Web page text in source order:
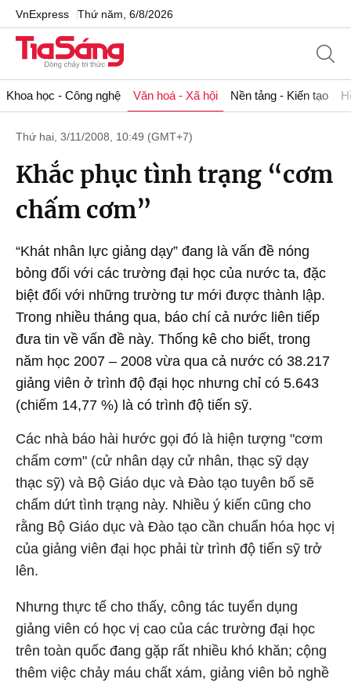
VnExpress Thứ năm, 6/8/2026
Khoa học - Công nghệ Văn hoá - Xã hội Nền tảng - Kiến tạo
Thứ hai, 3/11/2008, 10:49 (GMT+7)
Khắc phục tình trạng “cơm
chấm cơm”
“Khát nhân lực giảng dạy” đang là vấn đề nóng
bỏng đối với các trường đại học của nước ta, đặc
biệt đối với những trường tư mới được thành lập.
Trong nhiều tháng qua, báo chí cả nước liên tiếp
đưa tin về vấn đề này. Thống kê cho biết, trong
năm học 2007 – 2008 vừa qua cả nước có 38.217
giảng viên ở trình độ đại học nhưng chỉ có 5.643
(chiếm 14,77 %) là có trình độ tiến sỹ.
Các nhà báo hài hước gọi đó là hiện tượng "cơm
chấm cơm" (cử nhân dạy cử nhân, thạc sỹ dạy
thạc sỹ) và Bộ Giáo dục và Đào tạo tuyên bố sẽ
chấm dứt tình trạng này. Nhiều ý kiến cũng cho
rằng Bộ Giáo dục và Đào tạo cần chuẩn hóa học vị
của giảng viên đại học phải từ trình độ tiến sỹ trở
lên.
Nhưng thực tế cho thấy, công tác tuyển dụng
giảng viên có học vị cao của các trường đại học
trên toàn quốc đang gặp rất nhiều khó khăn; cộng
thêm việc chảy máu chất xám, giảng viên bỏ nghề